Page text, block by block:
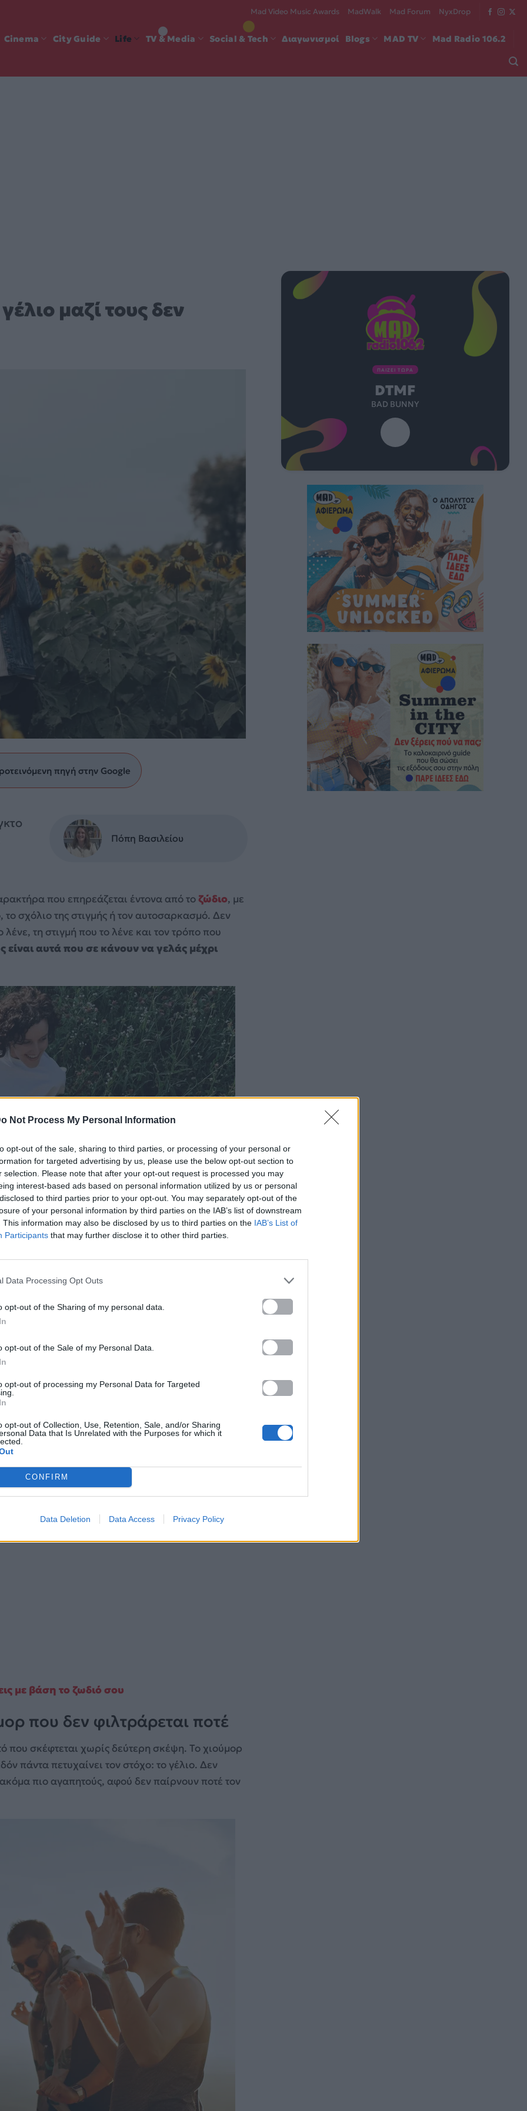
Not Process My Personal Information
opt-out of the sale, sharing to third parties, or processing of your personal or
for targeted advertising by us, please use the below opt-out section to
selection. Please note that after your opt-out request is processed you may
interest-based ads based on personal information utilized by us or personal
to third parties prior to your opt-out. You may separately opt-out of the
of your personal information by third parties on the IAB’s list of downstream
This information may also be disclosed by us to third parties on the IAB’s List of
Participants that may further disclose it to other third parties.
Data Processing Opt Outs
opt-out of the Sharing of my personal data.
opt-out of the Sale of my Personal Data.
opt-out of processing my Personal Data for Targeted
opt-out of Collection, Use, Retention, Sale, and/or Sharing
Data that Is Unrelated with the Purposes for which it
CONFIRM
Data Deletion Data Access Privacy Policy
Mad Video Music Awards MadWalk Mad Forum NyxDrop
Cinema City Guide Life TV & Media Social & Tech Διαγωνισμοί Blogs MAD TV Mad Radio 106.2
μαζί τους δεν
πηγή στην Google
Πόπη Βασιλείου
που επηρεάζεται έντονα από τοζώδιο, με
σχόλιο της στιγμής ή τον αυτοσαρκασμό. Δεν
λένε, τη στιγμή που το λένε και τον τρόπο που
είναι αυτά που σε κάνουν να γελάς μέχρι
και του γρήγορου
παιχνιδιάρικα ζώδια.
Το χιούμορ τους είναι
να σχολιάσουν τα πάντα μέσα σε δευτερόλεπτα
Το δυνατό τους σημείο είναι ότι
τρόπο να «σπάνε τον πάγο».
με βάση το ζωδιό σου
που δεν φιλτράρεται ποτέ
που σκέφτεται χωρίς δεύτερη σκέψη. Το χιούμορ
πάντα πετυχαίνει τον στόχο: το γέλιο. Δεν
πιο αγαπητούς, αφού δεν παίρνουν ποτέ τον
ΠΑΙΖΕΙ ΤΩΡΑ
DTMF
BAD BUNNY